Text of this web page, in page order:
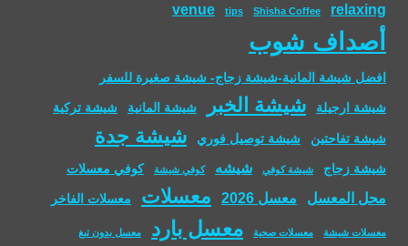
relaxing
Shisha Coffee
tips
venue
أصداف شوب
افضل شيشة المانية-شيشة زجاج- شيشة صغيرة للسفر
شيشة ارجيلة شيشة الخبر شيشة المانية شيشة تركية
شيشة تفاحتين شيشة توصيل فوري شيشة جدة
شيشة زجاج شيشة كوفي شيشه كوفي شيشة كوفي معسلات
محل المعسل معسل 2026 معسلات معسلات الفاخر
معسلات شيشة معسلات صحية معسل بارد معسل بدون تبغ